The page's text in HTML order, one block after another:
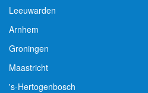
Leeuwarden
Arnhem
Groningen
Maastricht
's-Hertogenbosch